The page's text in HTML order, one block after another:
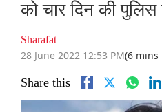
को चार दिन की पुलिस
Sharafat
28 June 2022 12:53 PM(6 mins
Share this